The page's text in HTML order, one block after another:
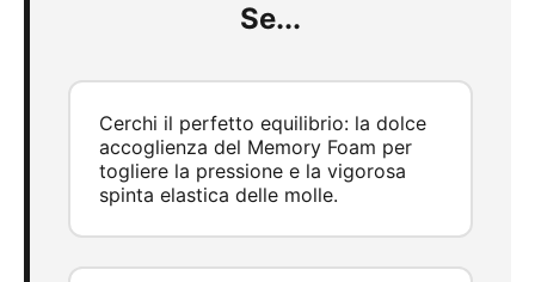
Se...
Cerchi il perfetto equilibrio: la dolce
accoglienza del Memory Foam per
togliere la pressione e la vigorosa
spinta elastica delle molle.